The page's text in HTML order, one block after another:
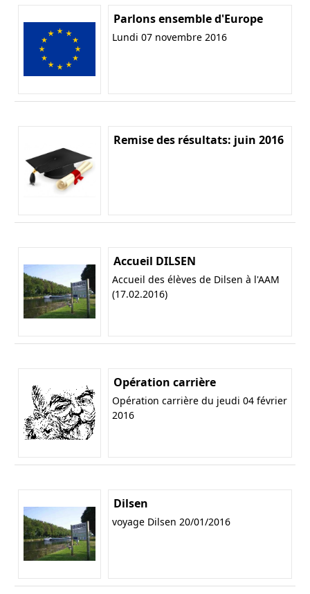
Parlons ensemble d'Europe
Lundi 07 novembre 2016
Remise des résultats: juin 2016
Accueil DILSEN
Accueil des élèves de Dilsen à l'AAM
(17.02.2016)
Opération carrière
Opération carrière du jeudi 04 février
2016
Dilsen
voyage Dilsen 20/01/2016